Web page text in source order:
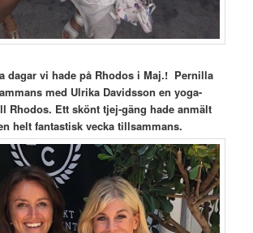
dagar vi hade på Rhodos i Maj.! Pernilla
med Ulrika Davidsson en yoga-
Rhodos. Ett skönt tjej-gäng hade anmält
helt fantastisk vecka tillsammans.